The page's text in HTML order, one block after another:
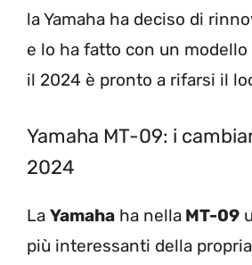
la Yamaha ha deciso di
e lo ha fatto con un
il 2024 è pronto a rifarsi il
Yamaha MT-09: i
2024
La Yamaha ha nella MT-09
più interessanti della